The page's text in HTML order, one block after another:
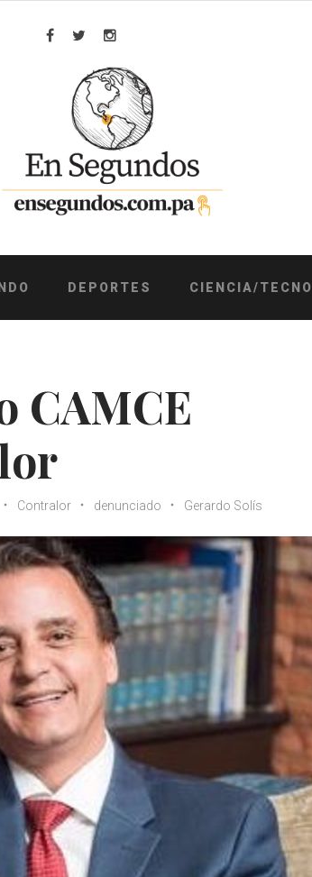
Facebook
TwitterInstagram
DEPORTES CIENCIA/TECNO
CAMCE
Contralor denunciado Gerardo Solís